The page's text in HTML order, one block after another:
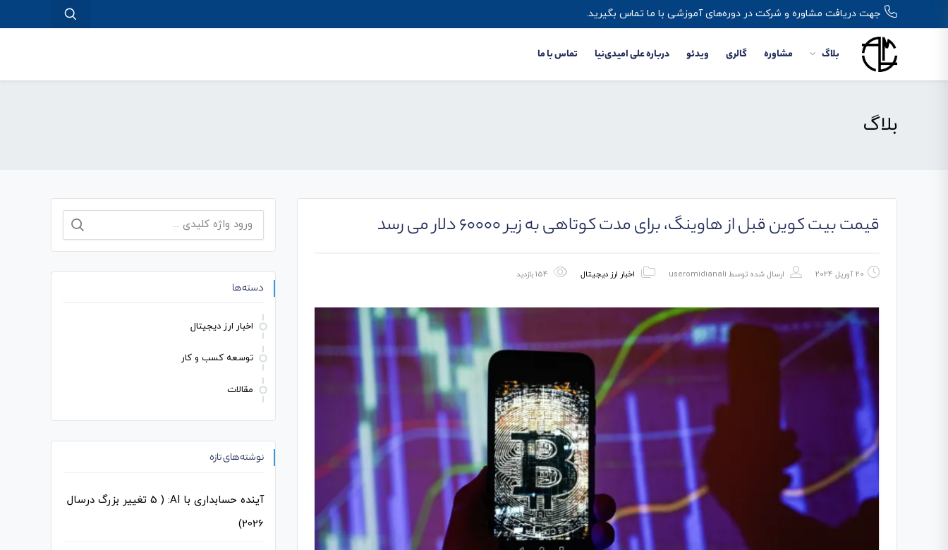
جهت دریافت مشاوره و شرکت در دوره‌های آموزشی با ما تماس بگیرید.
بلاگ مشاوره گالری ویدئو درباره علی امیدی‌نیا تماس با ما
بلاگ
قیمت بیت کوین قبل از هاوینگ، برای مدت کوتاهی به زیر 60000 دلار می رسد
20 آوریل 2024 ارسال شده توسط useromidianali اخبار ارز دیجیتال
جستجو
دسته‌ها
اخبار ارز دیجیتال
توسعه کسب و کار
مقالات
نوشته‌های تازه
آینده حسابداری با AI: ( 5 تغییر بزرگ درسال
2026)